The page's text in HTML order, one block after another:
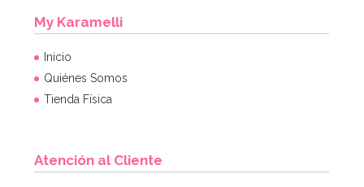
My Karamelli
Inicio
Quiénes Somos
Tienda Física
Atención al Cliente